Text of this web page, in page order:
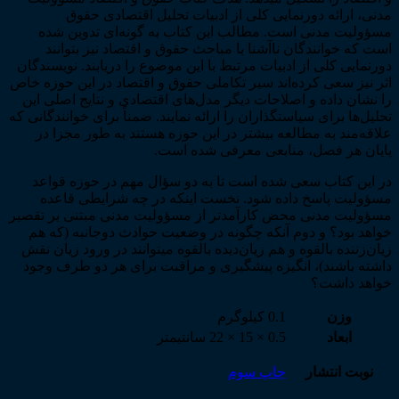
مدنی، ارائه دورنمایی کلی از ادبیات تحلیل اقتصادی حقوق
مسؤولیت مدنی است. مطالب این کتاب به گونه‌­ای تدوین شده
است که خوانندگان ناآشنا با مباحث حقوق و اقتصاد نیز بتوانند
دورنمایی کلی از ادبیات مرتبط با این موضوع را دریابند. نویسندگان
اثر نیز سعی کرده‌­اند سیر تکاملی حقوق و اقتصاد در این حوزه خاص
را نشان داده و اصلاحات دیگر مدل­‌های اقتصادی و نتایج اصلی این
تحلیل­‌ها برای سیاست­گذاران را ارائه نمایند. ضمناً برای خوانندگانی که
علاقه­‌مند به مطالعه بیشتر در این حوزه هستند به طور مجزا در
پایان هر فصل، منابعی معرفی شده است.
در این کتاب سعی شده است تا به دو سؤال مهم در حوزه قواعد
مسؤولیت پاسخ داده شود. نخست این­که در چه شرایطی قاعده
مسؤولیت مدنی محض کارآمدتر از مسؤولیت مدنی مبتنی بر تقصیر
خواهد بود؟ و دوم آن­که چگونه در وضعیت حوادث دوجانبه (که هم
زیان­‌زننده بالقوه و هم زیان­‌دیده بالقوه می­توانند در ورود زیان نقش
داشته باشند)، انگیزه پیشگیری و مراقبت برای هر دو طرف وجود
خواهد داشت؟
وزن
0.1 کیلوگرم
ابعاد
0.5 × 15 × 22 سانتیمتر
نوبت انتشار چاپ سوم